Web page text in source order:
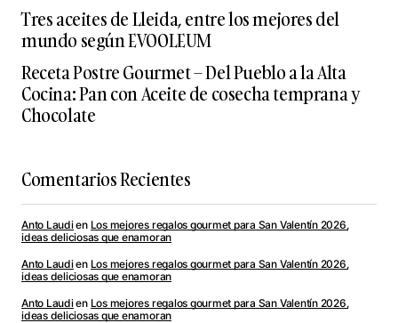
Tres aceites de Lleida, entre los mejores del
mundo según EVOOLEUM
Receta Postre Gourmet – Del Pueblo a la Alta
Cocina: Pan con Aceite de cosecha temprana y
Chocolate
Comentarios Recientes
Anto Laudien Los mejores regalos gourmet para San Valentín 2026,
ideas deliciosas que enamoran
Anto Laudien Los mejores regalos gourmet para San Valentín 2026,
ideas deliciosas que enamoran
Anto Laudien Los mejores regalos gourmet para San Valentín 2026,
ideas deliciosas que enamoran